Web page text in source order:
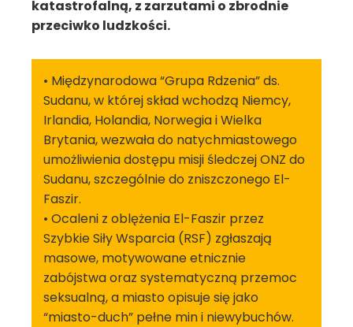
katastrofalną, z zarzutami o zbrodnie
przeciwko ludzkości.
• Międzynarodowa “Grupa Rdzenia” ds.
Sudanu, w której skład wchodzą Niemcy,
Irlandia, Holandia, Norwegia i Wielka
Brytania, wezwała do natychmiastowego
umożliwienia dostępu misji śledczej ONZ do
Sudanu, szczególnie do zniszczonego El-
Faszir.
• Ocaleni z oblężenia El-Faszir przez
Szybkie Siły Wsparcia (RSF) zgłaszają
masowe, motywowane etnicznie
zabójstwa oraz systematyczną przemoc
seksualną, a miasto opisuje się jako
“miasto-duch” pełne min i niewybuchów.